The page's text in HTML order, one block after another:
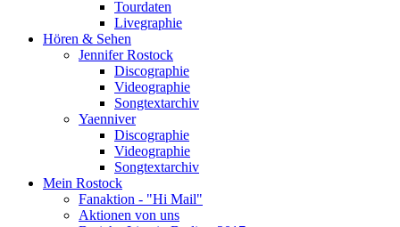
Tourdaten
Livegraphie
Hören & Sehen
Jennifer Rostock
Discographie
Videographie
Songtextarchiv
Yaenniver
Discographie
Videographie
Songtextarchiv
Mein Rostock
Fanaktion - "Hi Mail"
Aktionen von uns